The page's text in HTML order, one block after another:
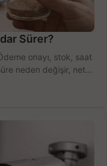
Sürer?
onayı, stok, saat
neden değişir, net